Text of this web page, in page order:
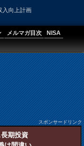
入向上計画
メルマガ目次
NISA
スポンサードリンク
期投資